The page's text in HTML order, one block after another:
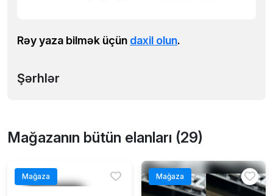
Rəy yaza bilmək üçün daxil olun.
Şərhlər
Mağazanın bütün elanları (29)
Mağaza Mağaza